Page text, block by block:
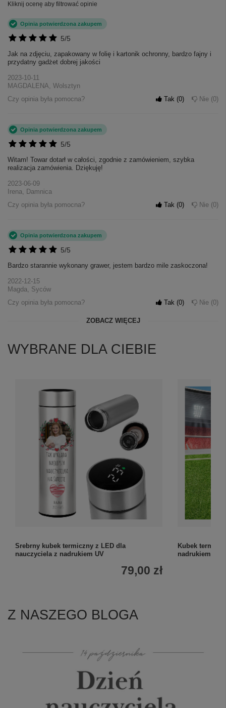
Kliknij ocenę aby filtrować opinie
5/5
Opinia potwierdzona zakupem
Jak na zdjęciu, zapakowany w folię i kartonik ochronny, bardzo fajny i
przydatny gadżet dobrej jakości
2023-10-11
MAGDALENA, Wolsztyn
Czy opinia była pomocna?
Tak 0 Nie 0
5/5
Opinia potwierdzona zakupem
Witam! Towar dotarł w całości, zgodnie z zamówieniem, szybka
realizacja zamówienia. Dziękuję!
2023-06-09
Irena, Damnica
Czy opinia była pomocna?
Tak 0 Nie 0
5/5
Opinia potwierdzona zakupem
Bardzo starannie wykonany grawer, jestem bardzo mile zaskoczona!
2022-12-15
Magda, Syców
Czy opinia była pomocna?
Tak 0 Nie 0
ZOBACZ WIĘCEJ
WYBRANE DLA CIEBIE
Srebrny kubek termiczny z LED dla
nauczyciela z nadrukiem UV
79,00 zł
Kubek
nadrukiem UV
Z NASZEGO BLOGA